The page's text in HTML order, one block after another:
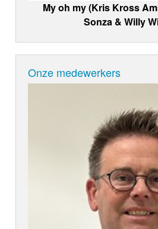
My oh my (Kris Kross
Sonza & Willy
Onze medewerkers